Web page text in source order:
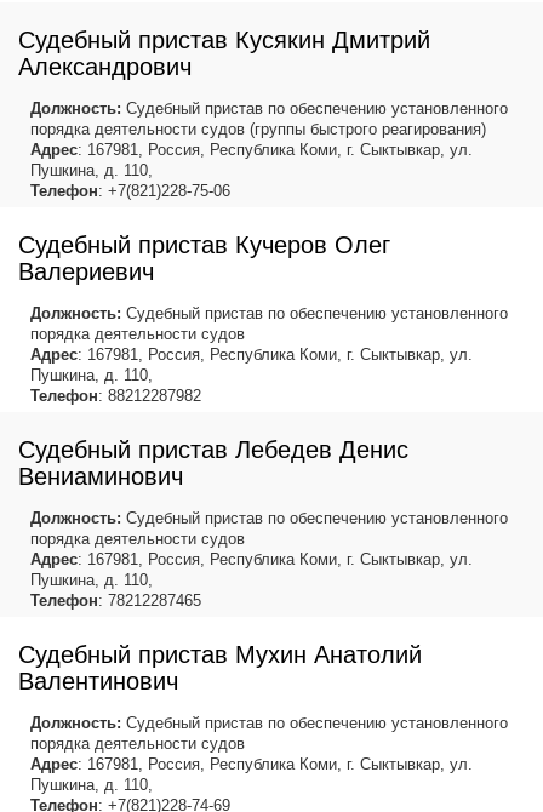
Судебный пристав Кусякин Дмитрий
Александрович
Должность: Судебный пристав по обеспечению установленного
порядка деятельности судов (группы быстрого реагирования)
Адрес: 167981, Россия, Республика Коми, г. Сыктывкар, ул.
Пушкина, д. 110,
Телефон: +7(821)228-75-06
Судебный пристав Кучеров Олег
Валериевич
Должность: Судебный пристав по обеспечению установленного
порядка деятельности судов
Адрес: 167981, Россия, Республика Коми, г. Сыктывкар, ул.
Пушкина, д. 110,
Телефон: 88212287982
Судебный пристав Лебедев Денис
Вениаминович
Должность: Судебный пристав по обеспечению установленного
порядка деятельности судов
Адрес: 167981, Россия, Республика Коми, г. Сыктывкар, ул.
Пушкина, д. 110,
Телефон: 78212287465
Судебный пристав Мухин Анатолий
Валентинович
Должность: Судебный пристав по обеспечению установленного
порядка деятельности судов
Адрес: 167981, Россия, Республика Коми, г. Сыктывкар, ул.
Пушкина, д. 110,
Телефон: +7(821)228-74-69